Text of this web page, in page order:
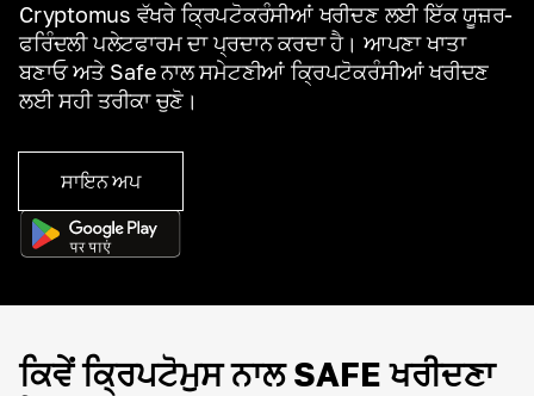
Cryptomus ਵੱਖਰੇ ਕ੍ਰਿਪਟੋਕਰੰਸੀਆਂ ਖਰੀਦਣ ਲਈ ਇੱਕ ਯੂਜ਼ਰ-
ਫਰਿੰਦਲੀ ਪਲੇਟਫਾਰਮ ਦਾ ਪ੍ਰਦਾਨ ਕਰਦਾ ਹੈ। ਆਪਣਾ ਖਾਤਾ
ਬਣਾਓ ਅਤੇ Safe ਨਾਲ ਸਮੇਟਣੀਆਂ ਕ੍ਰਿਪਟੋਕਰੰਸੀਆਂ ਖਰੀਦਣ
ਲਈ ਸਹੀ ਤਰੀਕਾ ਚੁਣੋ।
ਸਾਇਨ ਅਪ
ਕਿਵੇਂ ਕ੍ਰਿਪਟੋਮੁਸ ਨਾਲ SAFE ਖਰੀਦਣਾ